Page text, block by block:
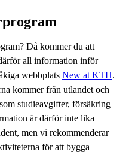
Då kommer du att
all information inför
webbplats New at KTH.
kommer från utlandet och
studieavgifter, försäkring
är därför inte lika
men vi rekommenderar
för att bygga